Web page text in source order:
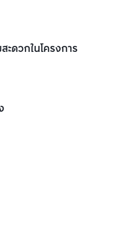
ดวกในโครงการ